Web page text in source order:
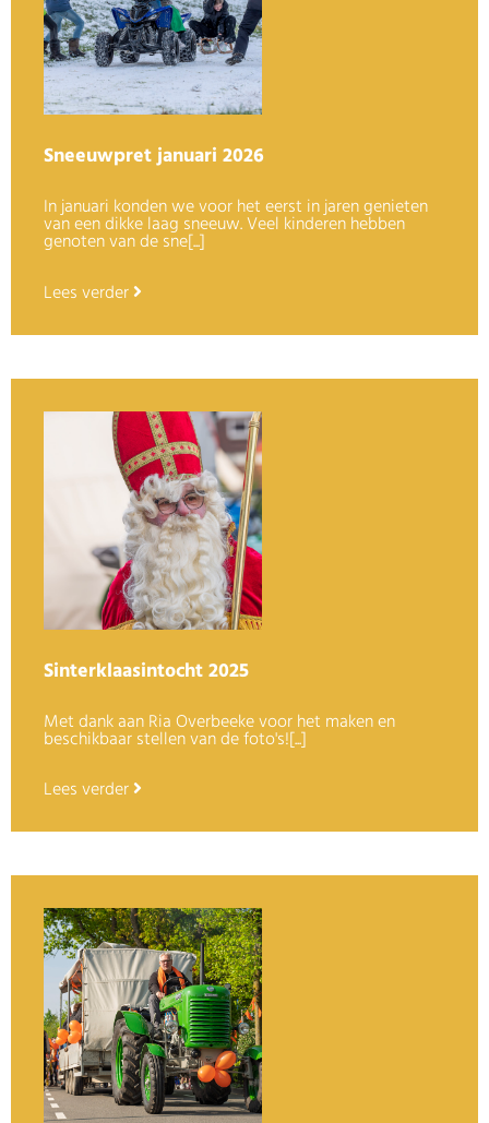
Sneeuwpret januari 2026
In januari konden we voor het eerst in jaren genieten
van een dikke laag sneeuw. Veel kinderen hebben
genoten van de sne[...]
Lees verder
Sinterklaasintocht 2025
Met dank aan Ria Overbeeke voor het maken en
beschikbaar stellen van de foto's![...]
Lees verder